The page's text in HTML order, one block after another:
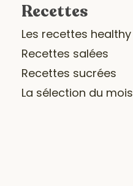
Recettes
Les recettes healthy
Recettes salées
Recettes sucrées
La sélection du mois